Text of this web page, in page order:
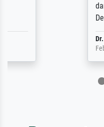
damit ein
Definitiv den Pre...